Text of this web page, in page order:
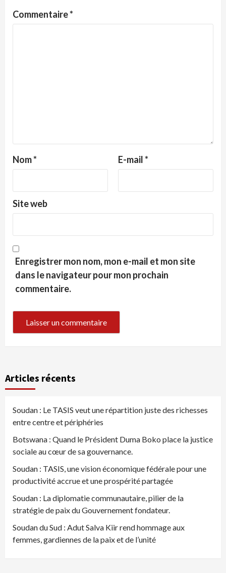
Commentaire*
Nom* E-mail*
Site web
Enregistrer mon nom, mon e-mail et mon site
dans le navigateur pour mon prochain
commentaire.
Articles récents
Soudan : Le TASIS veut une répartition juste des richesses
entre centre et périphéries
Botswana : Quand le Président Duma Boko place la justice
sociale au cœur de sa gouvernance.
Soudan : TASIS, une vision économique fédérale pour une
productivité accrue et une prospérité partagée
Soudan : La diplomatie communautaire, pilier de la
stratégie de paix du Gouvernement fondateur.
Soudan du Sud : Adut Salva Kiir rend hommage aux
femmes, gardiennes de la paix et de l’unité